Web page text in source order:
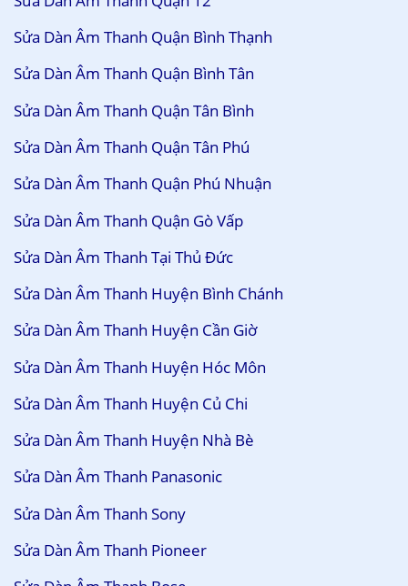
Sửa Dàn Âm Thanh Quận Bình Thạnh
Sửa Dàn Âm Thanh Quận Bình Tân
Sửa Dàn Âm Thanh Quận Tân Bình
Sửa Dàn Âm Thanh Quận Tân Phú
Sửa Dàn Âm Thanh Quận Phú Nhuận
Sửa Dàn Âm Thanh Quận Gò Vấp
Sửa Dàn Âm Thanh Tại Thủ Đức
Sửa Dàn Âm Thanh Huyện Bình Chánh
Sửa Dàn Âm Thanh Huyện Cần Giờ
Sửa Dàn Âm Thanh Huyện Hóc Môn
Sửa Dàn Âm Thanh Huyện Củ Chi
Sửa Dàn Âm Thanh Huyện Nhà Bè
Sửa Dàn Âm Thanh Panasonic
Sửa Dàn Âm Thanh Sony
Sửa Dàn Âm Thanh Pioneer